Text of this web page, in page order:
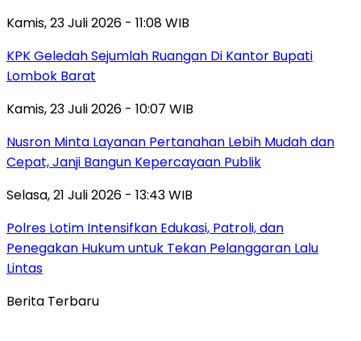
Kamis, 23 Juli 2026 - 11:08 WIB
KPK Geledah Sejumlah Ruangan Di Kantor Bupati
Lombok Barat
Kamis, 23 Juli 2026 - 10:07 WIB
Nusron Minta Layanan Pertanahan Lebih Mudah dan
Cepat, Janji Bangun Kepercayaan Publik
Selasa, 21 Juli 2026 - 13:43 WIB
Polres Lotim Intensifkan Edukasi, Patroli, dan
Penegakan Hukum untuk Tekan Pelanggaran Lalu
Lintas
Berita Terbaru